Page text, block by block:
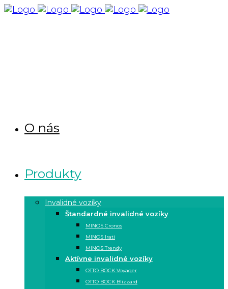
O nás
Produkty
Invalidné vozíky
Štandardné invalidné vozíky
MINOS Cronos
MINOS Irati
MINOS Trendy
Aktívne invalidné vozíky
OTTO BOCK Voyager
OTTO BOCK Blizzard